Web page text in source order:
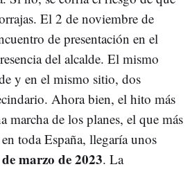
El 2 de noviembre de
de presentación en el
del alcalde. El mismo
y en el mismo sitio, dos
Ahora bien, el hito más
marcha de los planes, el que más
toda España, llegaría unos
marzo de 2023. La